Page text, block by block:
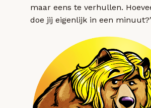
maar eens te verhullen.
doe jij eigenlijk in een